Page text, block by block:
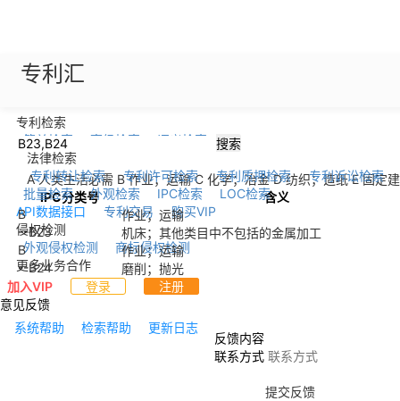
专利汇
专利检索
简单检索
高级检索
语义检索
法律检索
专利转让检索
专利许可检索 专利质押检索
专利诉讼检索
批量检索
外观检索 IPC检索
LOC检索
API数据接口
专利交易
购买VIP
侵权检测
外观侵权检测
商标侵权检测
更多业务合作
加入VIP
登录 注册
系统帮助 检索帮助 更新日志
搜索
A 人类生活必需 B 作业；运输C 化学；冶金D 纺织；造纸E 固定
IPC分类号
含义
B
作业；运输
--B23
机床；其他类目中不包括的金属加工
B
作业；运输
--B24 磨削；抛光
意见反馈
反馈内容
联系方式
提交反馈